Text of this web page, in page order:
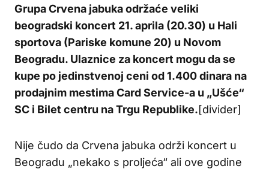
Grupa Crvena jabuka održaće veliki
beogradski koncert 21. aprila (20.30) u Hali
sportova (Pariske komune 20) u Novom
Beogradu. Ulaznice za koncert mogu da se
kupe po jedinstvenoj ceni od 1.400 dinara na
prodajnim mestima Card Service-a u „Ušće“
SC i Bilet centru na Trgu Republike.[divider]
Nije čudo da Crvena jabuka održi koncert u
Beogradu „nekako s proljeća“ ali ove godine